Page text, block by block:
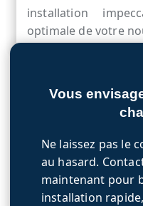
installation
optimale de votre
Vous
Ne laissez pas le
au hasard.
maintenant pour
installation